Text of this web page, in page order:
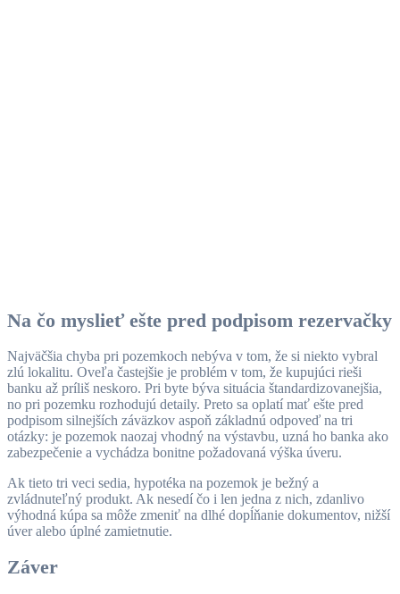
Na čo myslieť ešte pred podpisom rezervačky
Najväčšia chyba pri pozemkoch nebýva v tom, že si niekto vybral
zlú lokalitu. Oveľa častejšie je problém v tom, že kupujúci rieši
banku až príliš neskoro. Pri byte býva situácia štandardizovanejšia,
no pri pozemku rozhodujú detaily. Preto sa oplatí mať ešte pred
podpisom silnejších záväzkov aspoň základnú odpoveď na tri
otázky: je pozemok naozaj vhodný na výstavbu, uzná ho banka ako
zabezpečenie a vychádza bonitne požadovaná výška úveru.
Ak tieto tri veci sedia, hypotéka na pozemok je bežný a
zvládnuteľný produkt. Ak nesedí čo i len jedna z nich, zdanlivo
výhodná kúpa sa môže zmeniť na dlhé dopĺňanie dokumentov, nižší
úver alebo úplné zamietnutie.
Záver